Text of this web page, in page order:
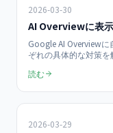
2026-03-30
AI Overviewに表
Google AI Overview
ぞれの具体的な対策
備、E-E-A-T不足、コ
読む
2026-03-29